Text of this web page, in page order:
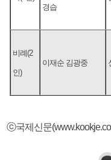
경습
비례(2
인)
이재순 김광중
ⓒ국제신문